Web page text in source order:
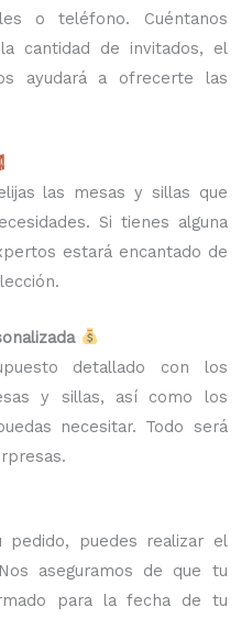
o teléfono. Cuéntanos
cantidad de invitados, el
ayudará a ofrecerte las
las mesas y sillas que
Si tienes alguna
estará encantado de
detallado con los
y sillas, así como los
necesitar. Todo será
puedes realizar el
aseguramos de que tu
para la fecha de tu